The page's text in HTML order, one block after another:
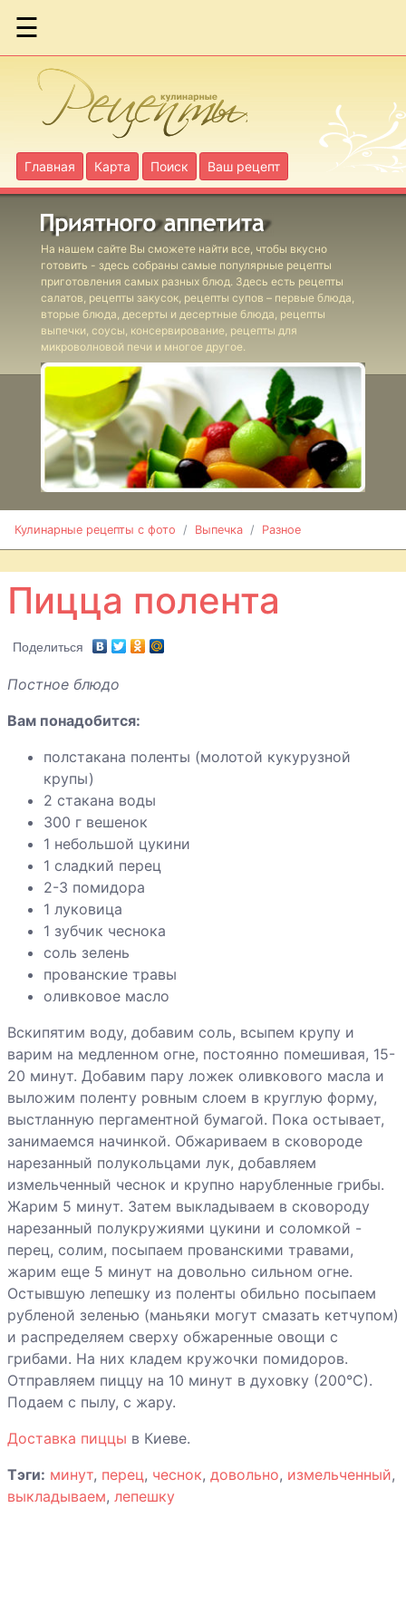
☰
Главная Карта Поиск Ваш рецепт
На нашем сайте Вы сможете найти все, чтобы вкусно
готовить - здесь собраны самые популярные рецепты
приготовления самых разных блюд. Здесь есть рецепты
салатов, рецепты закусок, рецепты супов – первые блюда,
вторые блюда, десерты и десертные блюда, рецепты
выпечки, соусы, консервирование, рецепты для
микроволновой печи и многое другое.
Кулинарные рецепты с фото Выпечка Разное
Бананы
запеченные в
роме
Баранки
Бублики
Каравай из
дрожжевого
теста
Кармашки из
теста с
шоколадом
Картофельные
оладьи
Лаваш тонкий
тимьяном и
Манты
Мини-пицца из
крекеров
Оладьи с
колбасой
Оладьи с
яблоками
Орехово-
медовые
пирожные
Печенье сдобное
Пицца с
Пирожные с
грейпфрутом
Пицца из батона
Пицца полента
Пицца с
морепродуктами
Пицца с
шампиньонами
Пицца шпротная
минут
Пончики с
Пицца полента
Поделиться
Постное блюдо
Вам понадобится:
полстакана поленты (молотой кукурузной
крупы)
2 стакана воды
300 г вешенок
1 небольшой цукини
1 сладкий перец
2-3 помидора
1 луковица
1 зубчик чеснока
соль зелень
прованские травы
оливковое масло
Вскипятим воду, добавим соль, всыпем крупу и
варим на медленном огне, постоянно помешивая, 15-
20 минут. Добавим пару ложек оливкового масла и
выложим поленту ровным слоем в круглую форму,
выстланную пергаментной бумагой. Пока остывает,
занимаемся начинкой. Обжариваем в сковороде
нарезанный полукольцами лук, добавляем
измельченный чеснок и крупно нарубленные грибы.
Жарим 5 минут. Затем выкладываем в сковороду
нарезанный полукружиями цукини и соломкой -
перец, солим, посыпаем прованскими травами,
жарим еще 5 минут на довольно сильном огне.
Остывшую лепешку из поленты обильно посыпаем
рубленой зеленью (маньяки могут смазать кетчупом)
и распределяем сверху обжаренные овощи с
грибами. На них кладем кружочки помидоров.
Отправляем пиццу на 10 минут в духовку (200°С).
Подаем с пылу, с жару.
Доставка пиццы в Киеве.
Тэги: минут, перец, чеснок, довольно, измельченный,
выкладываем, лепешку